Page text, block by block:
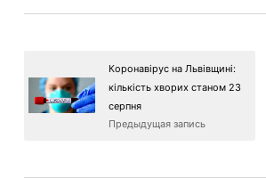
Коронавірус на Львівщині:
кількість хворих станом 23
серпня
Предыдущая запись